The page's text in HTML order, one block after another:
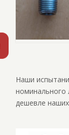
Наши
номинального
дешевле